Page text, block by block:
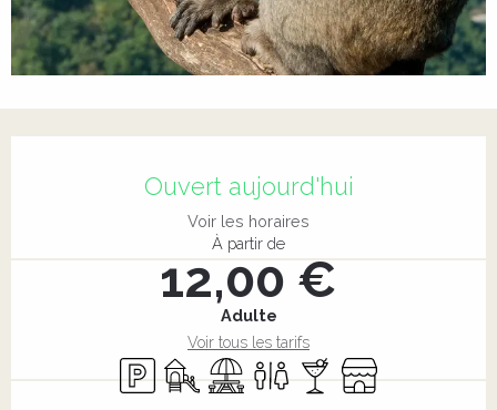
Ouvert aujourd'hui
Voir les horaires
À partir de
12,00 €
Adulte
Voir tous les tarifs
ParkingJeux pour enfants / Espace jeux
Aire de pique nique
ToilettesBar / Buvette
Boutique